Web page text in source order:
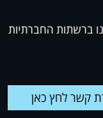
ברשתות החברתיות
קשר לחץ כאן